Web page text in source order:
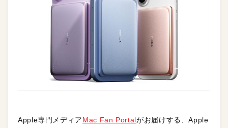
Apple専門メディアMac Fan Portalがお届けする、Apple